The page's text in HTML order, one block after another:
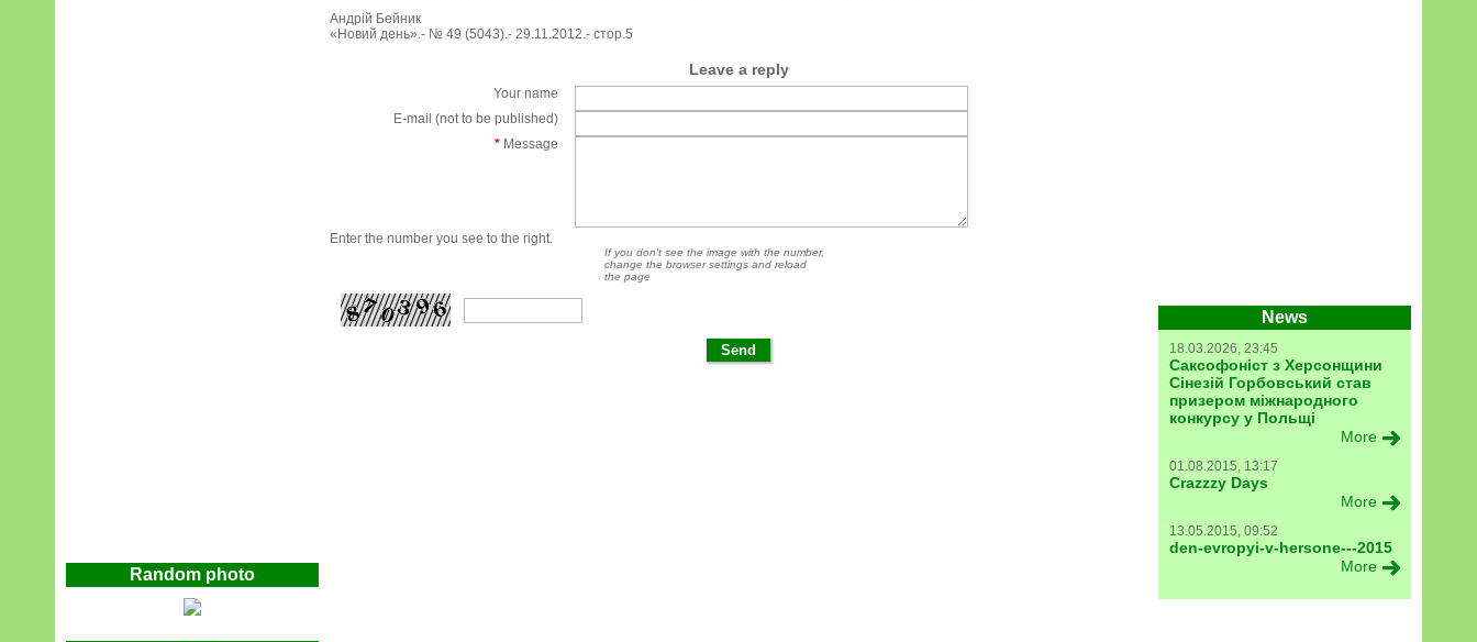
Random photo
News
18.03.2026, 23:45
Саксофоніст з Херсонщини
Сінезій Горбовський став
призером міжнародного
конкурсу у Польщі
More
01.08.2015, 13:17
Crazzzy Days
More
13.05.2015, 09:52
den-evropyi-v-hersone---2015
More
Андрій Бейник
«Новий день».- № 49 (5043).- 29.11.2012.- стор.5
Leave a reply
Your name
E-mail (not to be published)
* Message
Enter the number you see to the right.
If you don't see the image with the number,
change the browser settings and reload
the page